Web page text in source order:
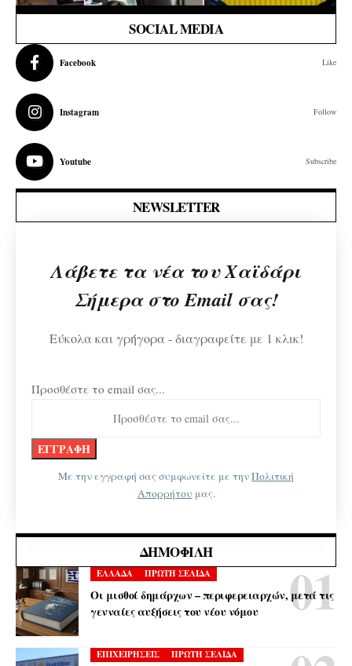
SOCIAL MEDIA
Facebook Like
Instagram Follow
Youtube Subscribe
NEWSLETTER
Λάβετε τα νέα του Χαϊδάρι
Σήμερα στο Email σας!
Εύκολα και γρήγορα - διαγραφείτε με 1 κλικ!
Προσθέστε το email σας...
Με την εγγραφή σας συμφωνείτε με τηνΠολιτική
Απορρήτου μας.
ΔΗΜΟΦΙΛΉ
ΕΛΛΑΔΑ ΠΡΩΤΗ ΣΕΛΙΔΑ
Οι μισθοί δημάρχων – περιφερειαρχών, μετά τις
γενναίες αυξήσεις του νέου νόμου
ΕΠΙΧΕΙΡΗΣΕΙΣ ΠΡΩΤΗ ΣΕΛΙΔΑ